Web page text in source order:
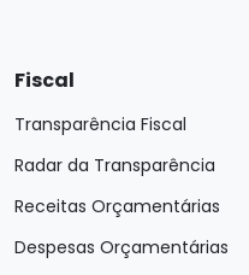
Fiscal
Transparência Fiscal
Radar da Transparência
Receitas Orçamentárias
Despesas Orçamentárias